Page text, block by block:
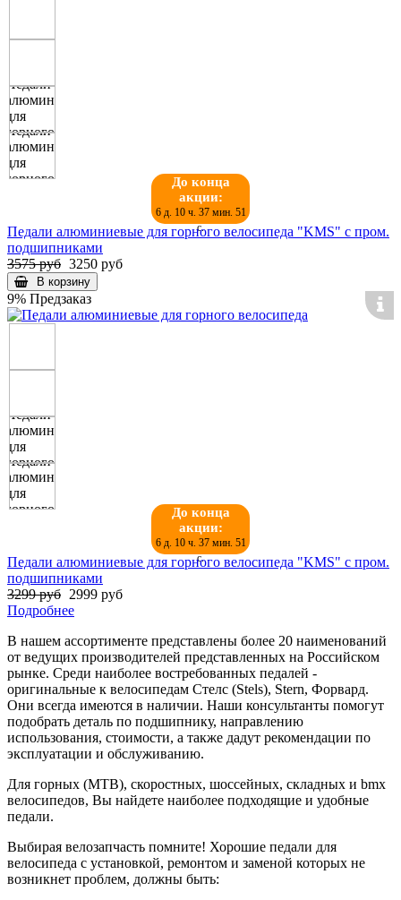
До конца
акции:
6 д. 10 ч. 37 мин. 50
с.
Педали алюминиевые для горного велосипеда "KMS" с пром.
подшипниками
3575 руб 3250 руб
В корзину
9% Предзаказ
До конца
акции:
6 д. 10 ч. 37 мин. 50
с.
Педали алюминиевые для горного велосипеда "KMS" с пром.
подшипниками
3299 руб 2999 руб
Подробнее
В нашем ассортименте представлены более 20 наименований
от ведущих производителей представленных на Российском
рынке. Среди наиболее востребованных педалей -
оригинальные к велосипедам Стелс (Stels), Stern, Форвард.
Они всегда имеются в наличии. Наши консультанты помогут
подобрать деталь по подшипнику, направлению
использования, стоимости, а также дадут рекомендации по
эксплуатации и обслуживанию.
Для горных (MTB), скоростных, шоссейных, складных и bmx
велосипедов, Вы найдете наиболее подходящие и удобные
педали.
Выбирая велозапчасть помните! Хорошие педали для
велосипеда с установкой, ремонтом и заменой которых не
возникнет проблем, должны быть: